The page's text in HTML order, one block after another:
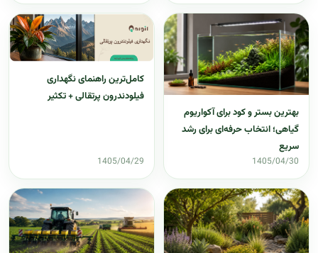
بهترین بستر و کود برای آکواریوم
گیاهی؛ انتخاب حرفه‌ای برای رشد
سریع
1405/04/30
کامل‌ترین راهنمای نگهداری
فیلودندرون پرتقالی + تکثیر
1405/04/29